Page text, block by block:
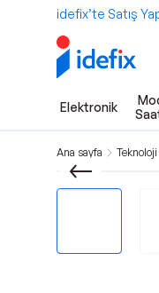
idefix’te Satış
Elektronik
Ana sayfa Teknoloji